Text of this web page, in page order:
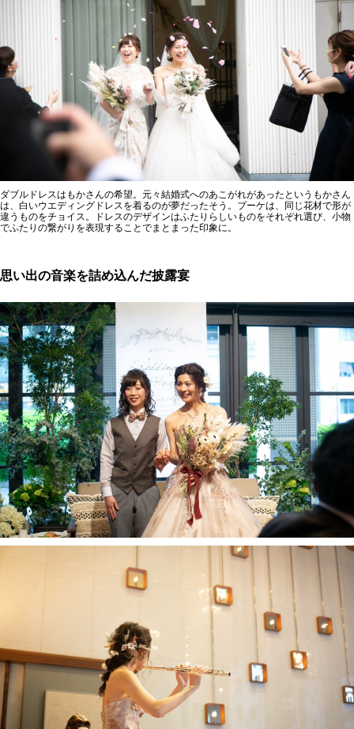
ダブルドレスはもかさんの希望。元々結婚式へのあこがれがあったというもかさん
は、白いウエディングドレスを着るのが夢だったそう。ブーケは、同じ花材で形が
違うものをチョイス。ドレスのデザインはふたりらしいものをそれぞれ選び、小物
でふたりの繋がりを表現することでまとまった印象に。
思い出の音楽を詰め込んだ披露宴